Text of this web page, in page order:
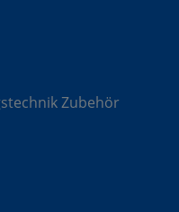
Zubehör